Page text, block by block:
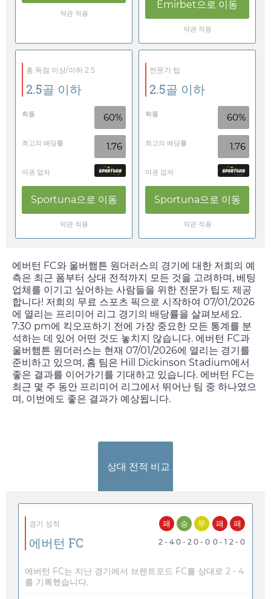
약관 적용
Emirbet으로 이동
약관 적용
총 득점 이상/이하 2.5
2.5골 이하
확률 60%
최고의 배당률 1.76
마권 업자
Sportuna으로 이동
약관 적용
전문가 팁
2.5골 이하
확률 60%
최고의 배당률 1.76
마권 업자
Sportuna으로 이동
약관 적용
에버턴 FC와 울버햄튼 원더러스의 경기에 대한 저희의 예
측은 최근 폼부터 상대 전적까지 모든 것을 고려하며, 베팅
업체를 이기고 싶어하는 사람들을 위한 전문가 팁도 제공
합니다! 저희의 무료 스포츠 픽으로 시작하여 07/01/2026
에 열리는 프리미어 리그 경기의 배당률을 살펴보세요.
7:30 pm에 킥오프하기 전에 가장 중요한 모든 통계를 분
석하는 데 있어 어떤 것도 놓치지 않습니다. 에버턴 FC과
울버햄튼 원더러스는 현재 07/01/2026에 열리는 경기를
준비하고 있으며, 홈 팀은 Hill Dickinson Stadium에서
좋은 결과를 이어가기를 기대하고 있습니다. 에버턴 FC는
최근 몇 주 동안 프리미어 리그에서 뛰어난 팀 중 하나였으
며, 이번에도 좋은 결과가 예상됩니다.
상대 전적 비교
경기 성적
에버턴 FC
패
2 - 4
승
0 - 2
무
0 - 0
패
0 - 1
패
2 - 0
에버턴 FC는 지난 경기에서 브렌트포드 FC를 상대로 2 - 4
를 기록했습니다.